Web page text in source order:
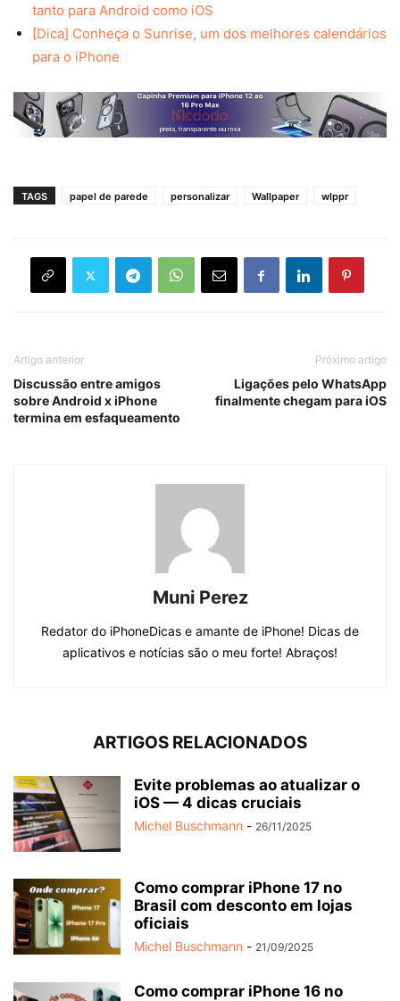
tanto para Android como iOS
[Dica] Conheça o Sunrise, um dos melhores calendários
para o iPhone
TAGS papel de parede personalizar Wallpaper wlppr
Artigo anterior
Discussão entre amigos
sobre Android x iPhone
termina em esfaqueamento
Próximo artigo
Ligações pelo WhatsApp
finalmente chegam para iOS
Muni Perez
Redator do iPhoneDicas e amante de iPhone! Dicas de
aplicativos e notícias são o meu forte! Abraços!
ARTIGOS RELACIONADOS
Evite problemas ao atualizar o
iOS — 4 dicas cruciais
Michel Buschmann - 26/11/2025
Como comprar iPhone 17 no
Brasil com desconto em lojas
oficiais
Michel Buschmann - 21/09/2025
Como comprar iPhone 16 no